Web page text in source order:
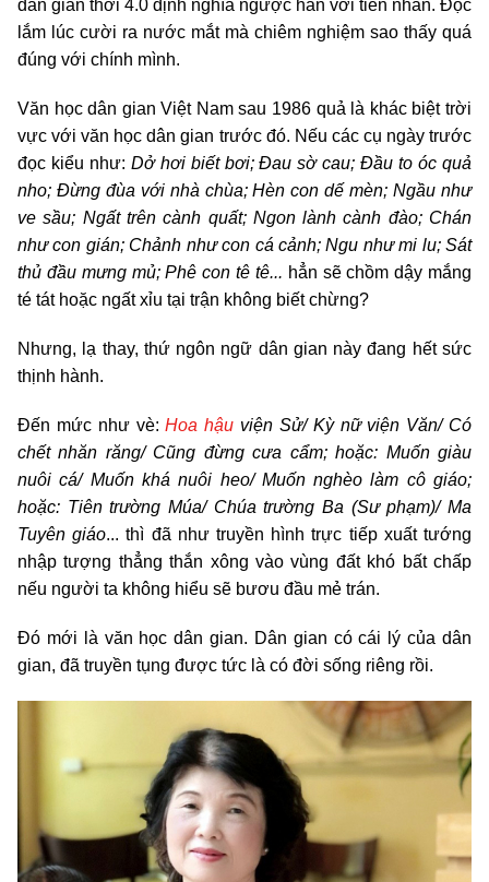
dân gian thời 4.0 định nghĩa ngược hẳn với tiền nhân. Đọc
lắm lúc cười ra nước mắt mà chiêm nghiệm sao thấy quá
đúng với chính mình.
Văn học dân gian Việt Nam sau 1986 quả là khác biệt trời
vực với văn học dân gian trước đó. Nếu các cụ ngày trước
đọc kiểu như: Dở hơi biết bơi; Đau sờ cau; Đầu to óc quả
nho; Đừng đùa với nhà chùa; Hèn con dế mèn; Ngầu như
ve sầu; Ngất trên cành quất; Ngon lành cành đào; Chán
như con gián; Chảnh như con cá cảnh; Ngu như mi lu; Sát
thủ đầu mưng mủ; Phê con tê tê... hẳn sẽ chồm dậy mắng
té tát hoặc ngất xỉu tại trận không biết chừng?
Nhưng, lạ thay, thứ ngôn ngữ dân gian này đang hết sức
thịnh hành.
Đến mức như vè:Hoa hậu viện Sử/ Kỳ nữ viện Văn/ Có
chết nhăn răng/ Cũng đừng cưa cẩm; hoặc: Muốn giàu
nuôi cá/ Muốn khá nuôi heo/ Muốn nghèo làm cô giáo;
hoặc: Tiên trường Múa/ Chúa trường Ba (Sư phạm)/ Ma
Tuyên giáo... thì đã như truyền hình trực tiếp xuất tướng
nhập tượng thẳng thắn xông vào vùng đất khó bất chấp
nếu người ta không hiểu sẽ bươu đầu mẻ trán.
Đó mới là văn học dân gian. Dân gian có cái lý của dân
gian, đã truyền tụng được tức là có đời sống riêng rồi.